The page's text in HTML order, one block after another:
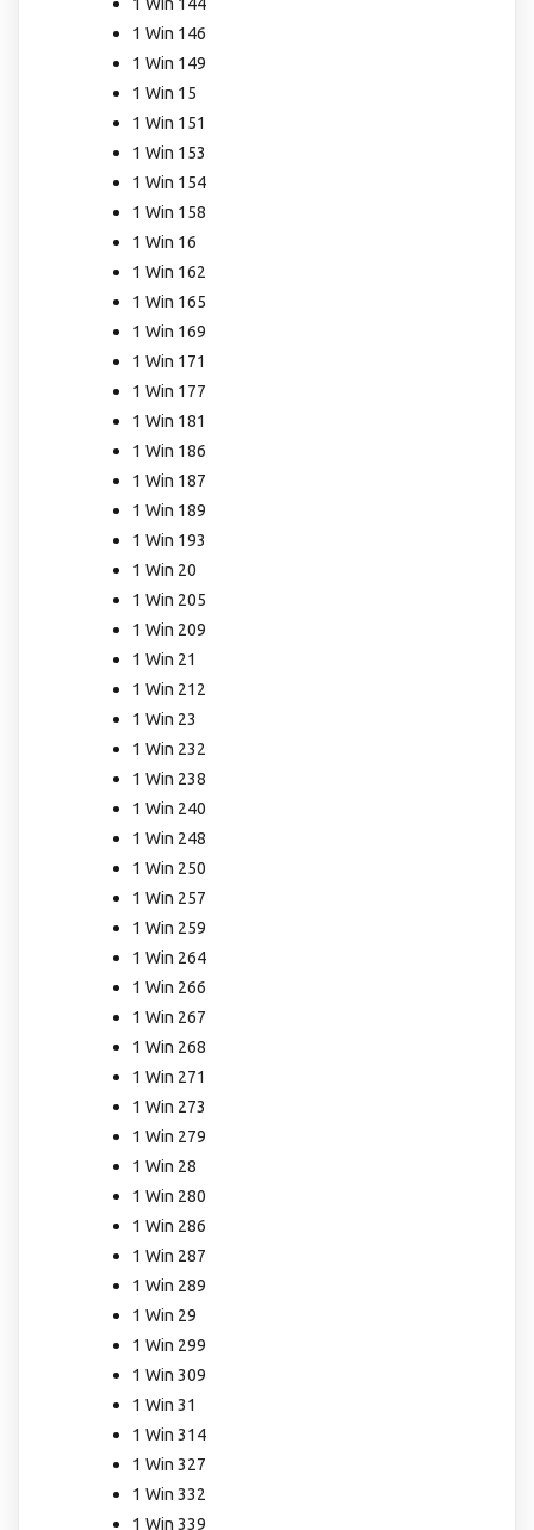
1 Win 144
1 Win 146
1 Win 149
1 Win 15
1 Win 151
1 Win 153
1 Win 154
1 Win 158
1 Win 16
1 Win 162
1 Win 165
1 Win 169
1 Win 171
1 Win 177
1 Win 181
1 Win 186
1 Win 187
1 Win 189
1 Win 193
1 Win 20
1 Win 205
1 Win 209
1 Win 21
1 Win 212
1 Win 23
1 Win 232
1 Win 238
1 Win 240
1 Win 248
1 Win 250
1 Win 257
1 Win 259
1 Win 264
1 Win 266
1 Win 267
1 Win 268
1 Win 271
1 Win 273
1 Win 279
1 Win 28
1 Win 280
1 Win 286
1 Win 287
1 Win 289
1 Win 29
1 Win 299
1 Win 309
1 Win 31
1 Win 314
1 Win 327
1 Win 332
1 Win 339